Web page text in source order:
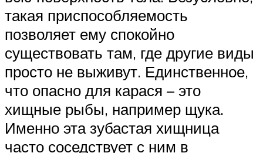
такая приспособляемость
позволяет ему спокойно
существовать там, где другие виды
просто не выживут. Единственное,
что опасно для карася – это
хищные рыбы, например щука.
Именно эта зубастая хищница
часто соседствует с ним в